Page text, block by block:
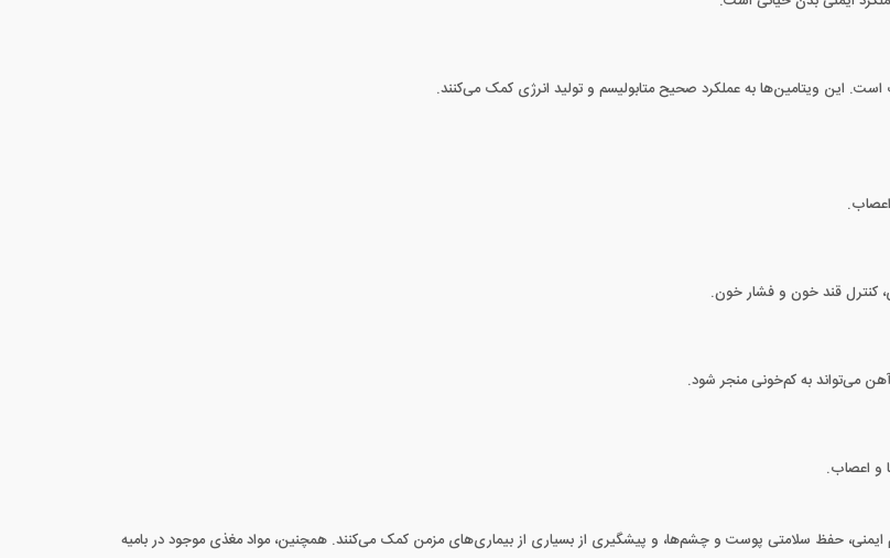
می‌تواند به کم‌خونی منجر شود.
و اعصاب.
ایمنی، حفظ سلامتی پوست و چشم‌ها، و پیشگیری از بسیاری از بیماری‌های مزمن کمک می‌کنند. همچنین، مواد مغذی موجود در بامیه